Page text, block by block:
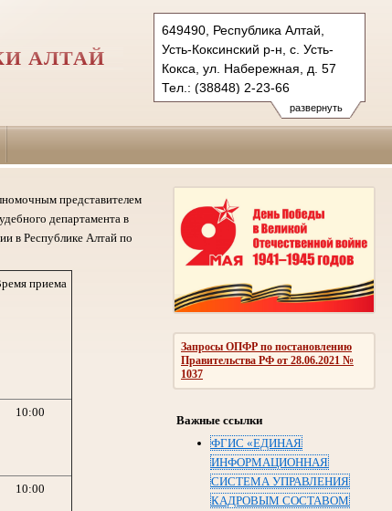
развернуть
649490, Республика Алтай,
Усть-Коксинский р-н, с. Усть-
Кокса, ул. Набережная, д. 57
Тел.: (38848) 2-23-66
ust-koksinsky.ralt@sudrf.ru
АЛТАЙ
Запросы ОПФР по постановлению
Правительства РФ от 28.06.2021 №
1037
Важные ссылки
ФГИС «ЕДИНАЯ
ИНФОРМАЦИОННАЯ
СИСТЕМА УПРАВЛЕНИЯ
КАДРОВЫМ СОСТАВОМ
представителем
департамента в
в Республике Алтай по
приема
10:00
10:00